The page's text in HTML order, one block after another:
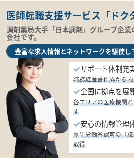
医師転職支援サービス「ドク
調剤薬局大手「日本調剤」グループ企
会社です。
豊富な求人情報とネットワークを駆使し
サポート体制充
職務経歴書作成から
全国に拠点を展
各エリアの医療機関
す
安心の情報管理
厚生労働省認可の「
取得